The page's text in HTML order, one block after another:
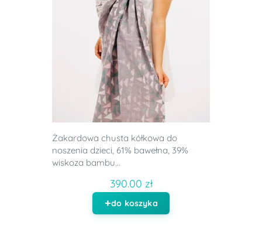
Żakardowa chusta kółkowa do
noszenia dzieci, 61% bawełna, 39%
wiskoza bambu...
390.00 zł
do koszyka